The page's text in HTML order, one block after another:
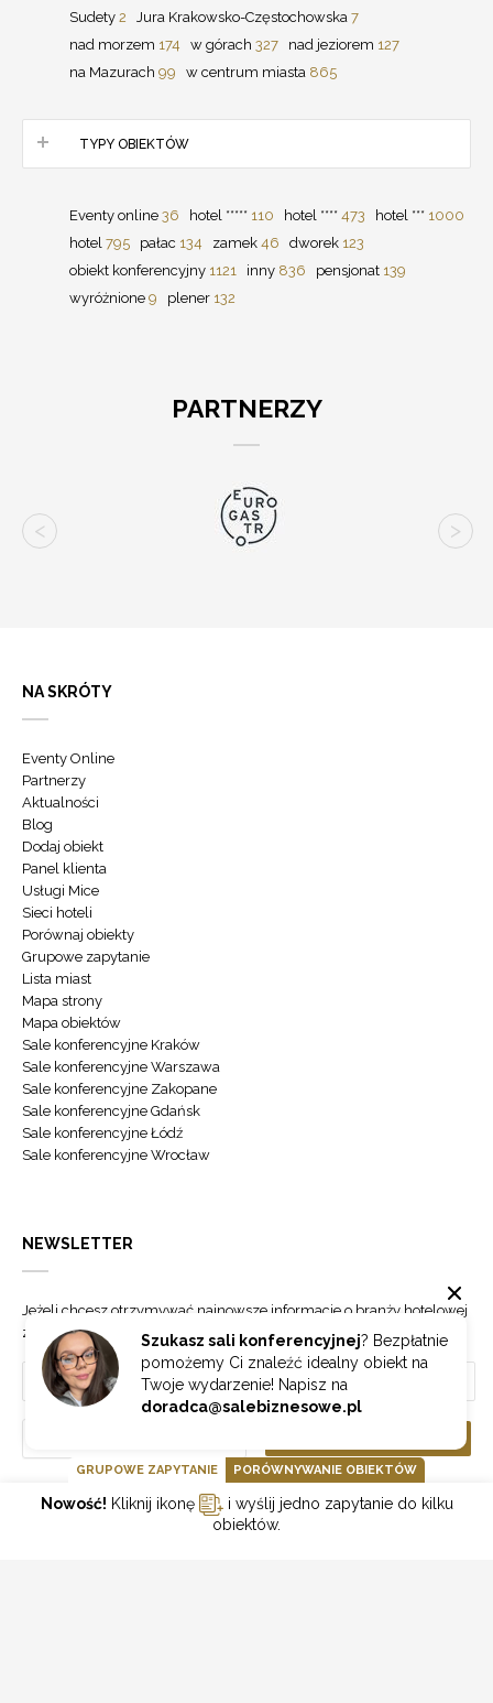
Sudety 2 Jura Krakowsko-Częstochowska 7
nad morzem 174 w górach 327 nad jeziorem 127
na Mazurach 99 w centrum miasta 865
TYPY OBIEKTÓW
Eventy online 36 hotel ***** 110 hotel **** 473 hotel *** 1000
hotel 795 pałac 134 zamek 46 dworek 123
obiekt konferencyjny 1121 inny 836 pensjonat 139
wyróżnione 9 plener 132
PARTNERZY
Szukasz sali konferencyjnej? Bezpłatnie
pomożemy Ci znaleźć idealny obiekt na
Twoje wydarzenie! Napisz na
doradca@salebiznesowe.pl
NA SKRÓTY
Eventy Online
Partnerzy
Aktualności
Blog
Dodaj obiekt
Panel klienta
Usługi Mice
Sieci hoteli
Porównaj obiekty
Grupowe zapytanie
Lista miast
Mapa strony
Mapa obiektów
Sale konferencyjne Kraków
Sale konferencyjne Warszawa
Sale konferencyjne Zakopane
Sale konferencyjne Gdańsk
Sale konferencyjne Łódź
Sale konferencyjne Wrocław
NEWSLETTER
Jeżeli chcesz otrzymywać najnowsze informacje o branży hotelowej
zapisz się do naszego newslettera.
GOONLINE.PL SPÓŁKA Z OGRANICZONĄ ODPOWIEDZIALNOŚCIĄ SP.K.
GRUPOWE ZAPYTANIE PORÓWNYWANIE OBIEKTÓW
Nowość! Kliknij ikonę
i wyślij jedno zapytanie do kilku
obiektów.